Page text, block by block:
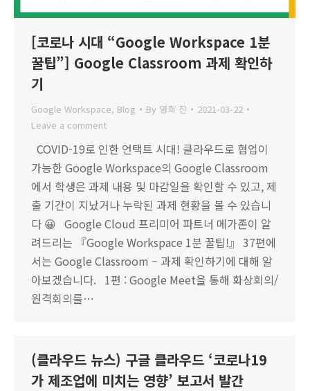
[코로나 시대 “Google Workspace 1분
꿀팁”] Google Classroom 과제 확인하
기
Google Workspace, Blog By 영희 진
2021-03-22
Leave a comment
COVID-19로 인한 언택트 시대! 클라우드로 협업이
가능한 Google Workspace의 Google Classroom
에서 학생은 과제 내용 및 마감일을 확인할 수 있고, 제
출 기간이 지났거나 누락된 과제 현황을 볼 수 있습니
다 😀 Google Cloud 프리미어 파트너 메가존이 알
려드리는 『Google Workspace 1분 꿀팁!』 37편에
서는 Google Classroom – 과제 확인하기에 대해 알
아보겠습니다. 1편 : Google Meet을 통해 화상회의/
원격회의를…
(클라우드 뉴스) 구글 클라우드 ‘코로나19
가 제조업에 미치는 영향’ 보고서 발간